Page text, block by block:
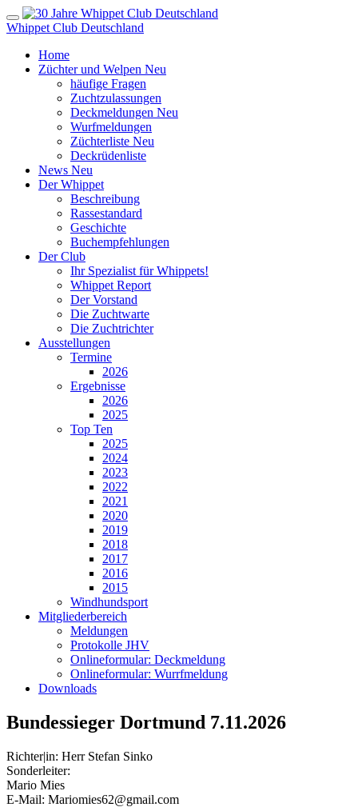
Whippet Club Deutschland
Home
Züchter und Welpen Neu
häufige Fragen
Zuchtzulassungen
Deckmeldungen Neu
Wurfmeldungen
Züchterliste Neu
Deckrüdenliste
News Neu
Der Whippet
Beschreibung
Rassestandard
Geschichte
Buchempfehlungen
Der Club
Ihr Spezialist für Whippets!
Whippet Report
Der Vorstand
Die Zuchtwarte
Die Zuchtrichter
Ausstellungen
Termine
2026
Ergebnisse
2026
2025
Top Ten
2025
2024
2023
2022
2021
2020
2019
2018
2017
2016
2015
Windhundsport
Mitgliederbereich
Meldungen
Protokolle JHV
Onlineformular: Deckmeldung
Onlineformular: Wurrfmeldung
Downloads
Bundessieger Dortmund 7.11.2026
Richter|in: Herr Stefan Sinko
Sonderleiter:
Mario Mies
E-Mail: Mariomies62@gmail.com